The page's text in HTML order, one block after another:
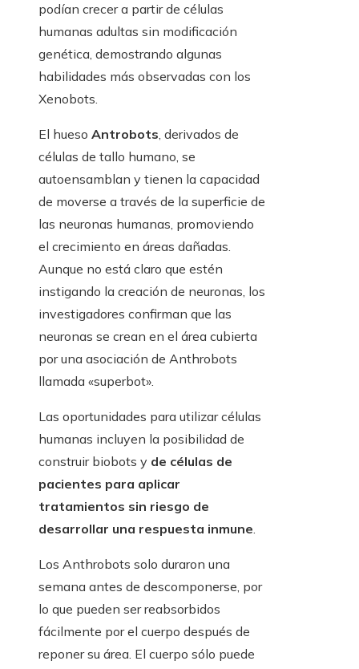
podían crecer a partir de células
humanas adultas sin modificación
genética, demostrando algunas
habilidades más observadas con los
Xenobots.
El hueso Antrobots, derivados de
células de tallo humano, se
autoensamblan y tienen la capacidad
de moverse a través de la superficie de
las neuronas humanas, promoviendo
el crecimiento en áreas dañadas.
Aunque no está claro que estén
instigando la creación de neuronas, los
investigadores confirman que las
neuronas se crean en el área cubierta
por una asociación de Anthrobots
llamada «superbot».
Las oportunidades para utilizar células
humanas incluyen la posibilidad de
construir biobots y de células de
pacientes para aplicar
tratamientos sin riesgo de
desarrollar una respuesta inmune.
Los Anthrobots solo duraron una
semana antes de descomponerse, por
lo que pueden ser reabsorbidos
fácilmente por el cuerpo después de
reponer su área. El cuerpo sólo puede